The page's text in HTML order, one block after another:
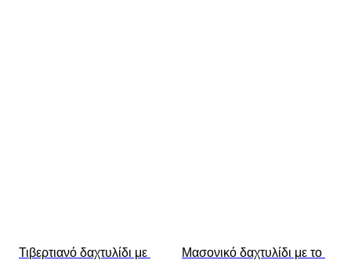
Τιβερτιανό δαχτυλίδι με
Μασονικό δαχτυλίδι με το